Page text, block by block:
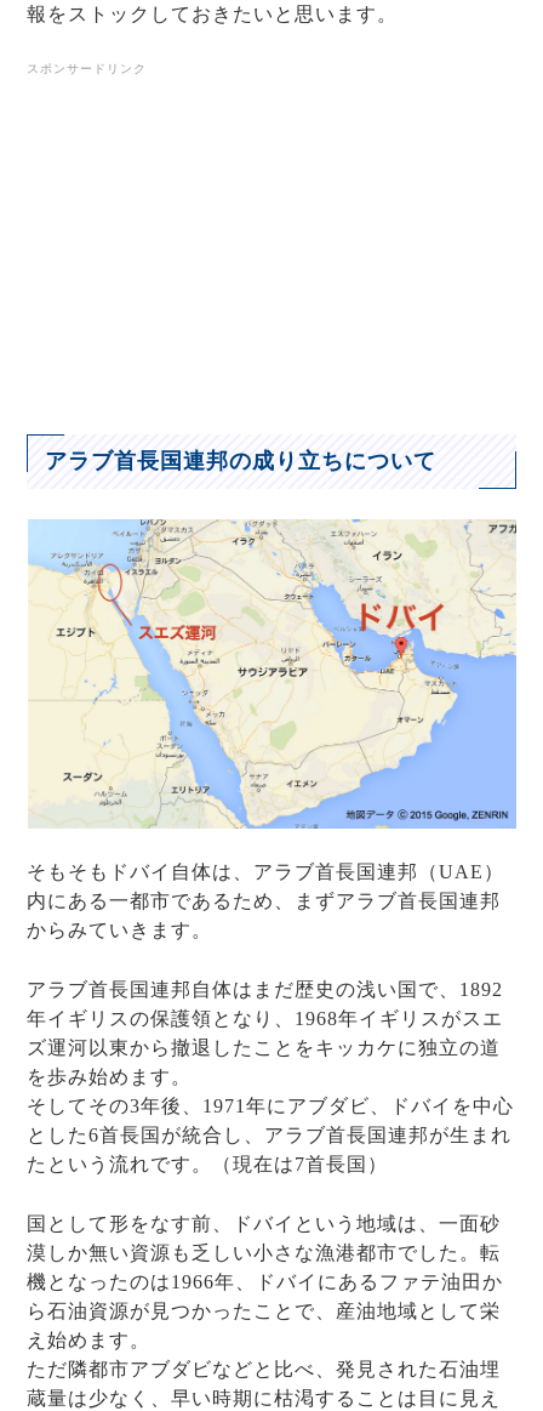
報をストックしておきたいと思います。
スポンサードリンク
アラブ首長国連邦の成り立ちについて
そもそもドバイ自体は、アラブ首長国連邦（UAE）
内にある一都市であるため、まずアラブ首長国連邦
からみていきます。
アラブ首長国連邦自体はまだ歴史の浅い国で、1892
年イギリスの保護領となり、1968年イギリスがスエ
ズ運河以東から撤退したことをキッカケに独立の道
を歩み始めます。
そしてその3年後、1971年にアブダビ、ドバイを中心
とした6首長国が統合し、アラブ首長国連邦が生まれ
たという流れです。（現在は7首長国）
国として形をなす前、ドバイという地域は、一面砂
漠しか無い資源も乏しい小さな漁港都市でした。転
機となったのは1966年、ドバイにあるファテ油田か
ら石油資源が見つかったことで、産油地域として栄
え始めます。
ただ隣都市アブダビなどと比べ、発見された石油埋
蔵量は少なく、早い時期に枯渇することは目に見え